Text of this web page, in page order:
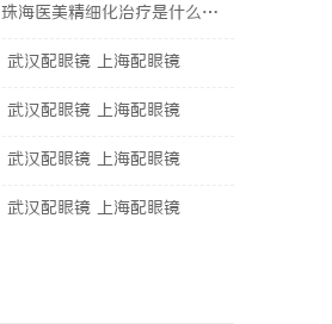
珠海医美精细化治疗是什么？珠海专业医美机构筛选标准科普
武汉配眼镜 上海配眼镜
武汉配眼镜 上海配眼镜
武汉配眼镜 上海配眼镜
武汉配眼镜 上海配眼镜